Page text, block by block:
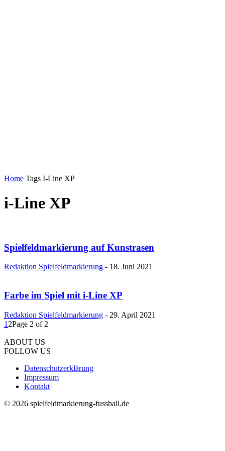
Home Tags I-Line XP
i-Line XP
Spielfeldmarkierung auf Kunstrasen
Redaktion Spielfeldmarkierung - 18. Juni 2021
Farbe im Spiel mit i-Line XP
Redaktion Spielfeldmarkierung - 29. April 2021
1 2Page 2 of 2
ABOUT US
FOLLOW US
Datenschutzerklärung
Impressum
Kontakt
© 2026 spielfeldmarkierung-fussball.de